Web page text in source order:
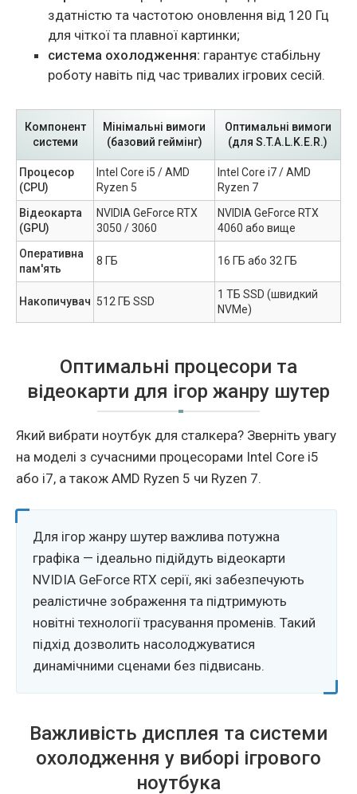
здатністю та частотою оновлення від 120 Гц
для чіткої та плавної картинки;
система охолодження: гарантує стабільну
роботу навіть під час тривалих ігрових сесій.
Компонент
системи
Мінімальні вимоги
(базовий геймінг)
Оптимальні вимоги
(для S.T.A.L.K.E.R.)
Процесор
(CPU)
Intel Core i5 / AMD
Ryzen 5
Intel Core i7 / AMD
Ryzen 7
Відеокарта
(GPU)
NVIDIA GeForce RTX
3050 / 3060
NVIDIA GeForce RTX
4060 або вище
Оперативна
пам'ять
8 ГБ 16 ГБ або 32 ГБ
Накопичувач 512 ГБ SSD
1 ТБ SSD (швидкий
NVMe)
Оптимальні процесори та
відеокарти для ігор жанру шутер
Який вибрати ноутбук для сталкера? Зверніть увагу
на моделі з сучасними процесорами Intel Core i5
або i7, а також AMD Ryzen 5 чи Ryzen 7.
Для ігор жанру шутер важлива потужна
графіка — ідеально підійдуть відеокарти
NVIDIA GeForce RTX серії, які забезпечують
реалістичне зображення та підтримують
новітні технології трасування променів. Такий
підхід дозволить насолоджуватися
динамічними сценами без підвисань.
Важливість дисплея та системи
охолодження у виборі ігрового
ноутбука